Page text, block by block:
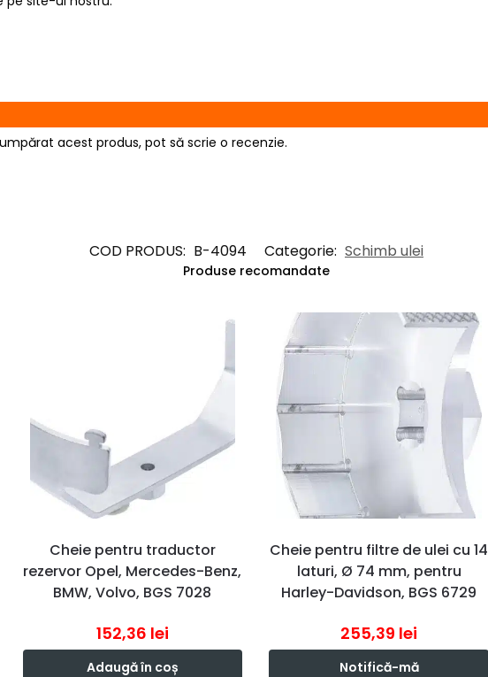
acest produs, pot să scrie o recenzie.
COD PRODUS: B-4094 Categorie: Schimb ulei
Produse recomandate
Cheie pentru traductor
rezervor Opel, Mercedes-Benz,
BMW, Volvo, BGS 7028
152,36 lei
Adaugă în coș
Cheie pentru filtre de ulei cu 14
laturi, Ø 74 mm, pentru
Harley-Davidson, BGS 6729
255,39 lei
Notifică-mă